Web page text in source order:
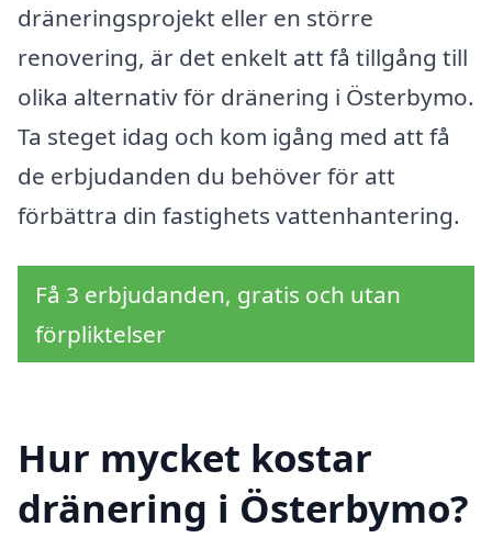
dräneringsprojekt eller en större
renovering, är det enkelt att få tillgång till
olika alternativ för dränering i Österbymo.
Ta steget idag och kom igång med att få
de erbjudanden du behöver för att
förbättra din fastighets vattenhantering.
Få 3 erbjudanden, gratis och utan
förpliktelser
Hur mycket kostar
dränering i Österbymo?